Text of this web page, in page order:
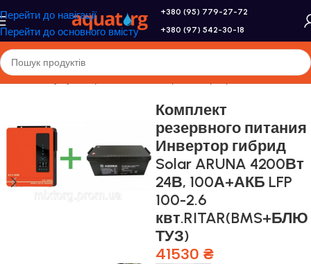
Перейти до навігації
Перейти до основного вмісту
+380 (95) 779-27-72
+380 (97) 542-30-18
Головна/Акумулятори, сонячні батареї, інвертори
Комплект
резервного питания
Инвертор гибрид
Solar ARUNA 4200Вт
24В, 100А+АКБ LFP
100-2.6
квт.RITAR(BMS+БЛЮ
ТУЗ)
41530 ₴